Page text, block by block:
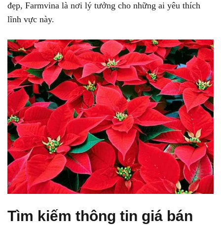
đẹp, Farmvina là nơi lý tưởng cho những ai yêu thích
lĩnh vực này.
Tìm kiếm thông tin giá bán